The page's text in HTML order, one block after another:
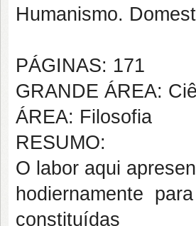
Humanismo.
PÁGINAS: 171
GRANDE ÁREA:
ÁREA: Filosofia
RESUMO:
O labor aqui
hodiernamente
constituídas